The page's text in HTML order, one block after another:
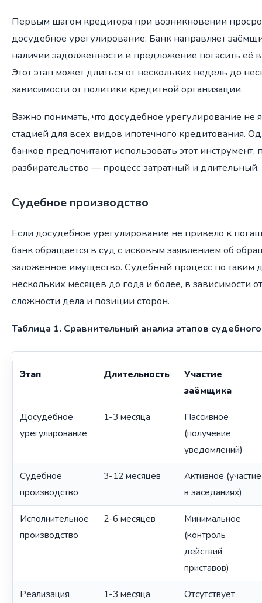
Первым шагом кредитора при возникновении
досудебное урегулирование. Банк направляет
наличии задолженности и предложение погасить её
Этот этап может длиться от нескольких недель до
зависимости от политики кредитной организации.
Важно понимать, что досудебное урегулирование не
стадией для всех видов ипотечного кредитования.
банков предпочитают использовать этот инструмент,
разбирательство — процесс затратный и длительный.
Судебное производство
Если досудебное урегулирование не привело к
банк обращается в суд с исковым заявлением об
заложенное имущество. Судебный процесс по таким
нескольких месяцев до года и более, в зависимости
сложности дела и позиции сторон.
Таблица 1. Сравнительный анализ этапов
Этап Длительность
Участие
заёмщика
Досудебное
урегулирование
1-3 месяца
Пассивное
(получение
уведомлений)
Судебное
производство
3-12 месяцев
Активное (участие
в заседаниях)
Исполнительное
производство
2-6 месяцев
Минимальное
(контроль
действий
приставов)
Реализация
1-3 месяца Отсутствует